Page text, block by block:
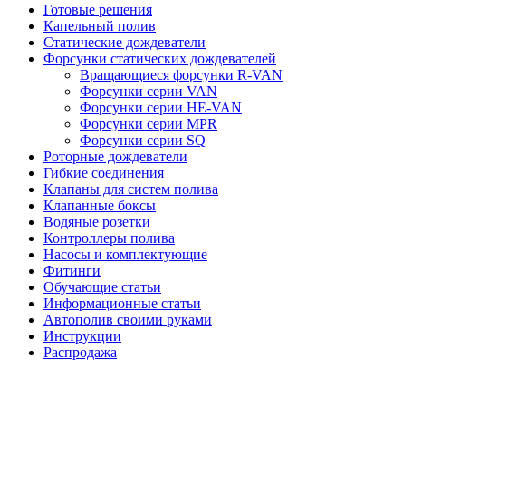
Готовые решения
Капельный полив
Статические дождеватели
Форсунки статических дождевателей
Вращающиеся форсунки R-VAN
Форсунки серии VAN
Форсунки серии HE-VAN
Форсунки серии MPR
Форсунки серии SQ
Роторные дождеватели
Гибкие соединения
Клапаны для систем полива
Клапанные боксы
Водяные розетки
Контроллеры полива
Насосы и комплектующие
Фитинги
Обучающие статьи
Информационные статьи
Автополив своими руками
Инструкции
Распродажа